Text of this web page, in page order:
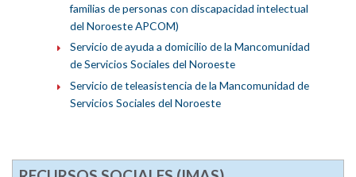
familias de personas con discapacidad intelectual
del Noroeste APCOM)
Servicio de ayuda a domicilio de la Mancomunidad
de Servicios Sociales del Noroeste
Servicio de teleasistencia de la Mancomunidad de
Servicios Sociales del Noroeste